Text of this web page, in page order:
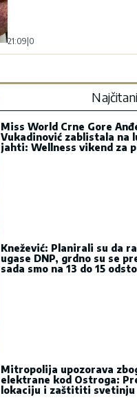
21:09 0
Miss World Crne Gore
Vukadinović zablistala na
jahti: Wellness vikend za
Knežević: Planirali su da
ugase DNP, grdno su se
sada smo na 13 do 15 odsto
Mitropolija upozorava
elektrane kod Ostroga:
lokaciju i zaštititi svetinju